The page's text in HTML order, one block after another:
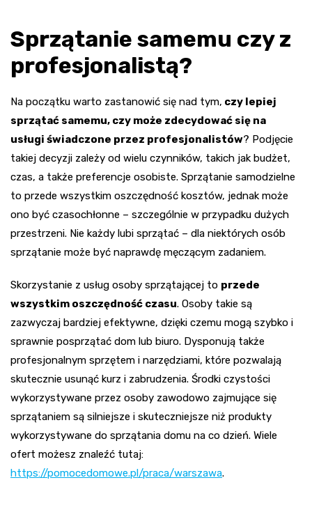
Sprzątanie samemu czy z
profesjonalistą?
Na początku warto zastanowić się nad tym, czy lepiej
sprzątać samemu, czy może zdecydować się na
usługi świadczone przez profesjonalistów? Podjęcie
takiej decyzji zależy od wielu czynników, takich jak budżet,
czas, a także preferencje osobiste. Sprzątanie samodzielne
to przede wszystkim oszczędność kosztów, jednak może
ono być czasochłonne – szczególnie w przypadku dużych
przestrzeni. Nie każdy lubi sprzątać – dla niektórych osób
sprzątanie może być naprawdę męczącym zadaniem.
Skorzystanie z usług osoby sprzątającej to przede
wszystkim oszczędność czasu. Osoby takie są
zazwyczaj bardziej efektywne, dzięki czemu mogą szybko i
sprawnie posprzątać dom lub biuro. Dysponują także
profesjonalnym sprzętem i narzędziami, które pozwalają
skutecznie usunąć kurz i zabrudzenia. Środki czystości
wykorzystywane przez osoby zawodowo zajmujące się
sprzątaniem są silniejsze i skuteczniejsze niż produkty
wykorzystywane do sprzątania domu na co dzień. Wiele
ofert możesz znaleźć tutaj:
https://pomocedomowe.pl/praca/warszawa.